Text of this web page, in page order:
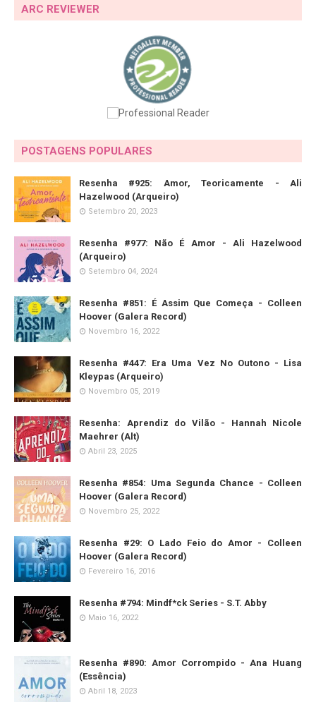
ARC REVIEWER
POSTAGENS POPULARES
Resenha #925: Amor, Teoricamente - Ali
Hazelwood (Arqueiro)
Setembro 20, 2023
Resenha #977: Não É Amor - Ali Hazelwood
(Arqueiro)
Setembro 04, 2024
Resenha #851: É Assim Que Começa - Colleen
Hoover (Galera Record)
Novembro 16, 2022
Resenha #447: Era Uma Vez No Outono - Lisa
Kleypas (Arqueiro)
Novembro 05, 2019
Resenha: Aprendiz do Vilão - Hannah Nicole
Maehrer (Alt)
Abril 23, 2025
Resenha #854: Uma Segunda Chance - Colleen
Hoover (Galera Record)
Novembro 25, 2022
Resenha #29: O Lado Feio do Amor - Colleen
Hoover (Galera Record)
Fevereiro 16, 2016
Resenha #794: Mindf*ck Series - S.T. Abby
Maio 16, 2022
Resenha #890: Amor Corrompido - Ana Huang
(Essência)
Abril 18, 2023